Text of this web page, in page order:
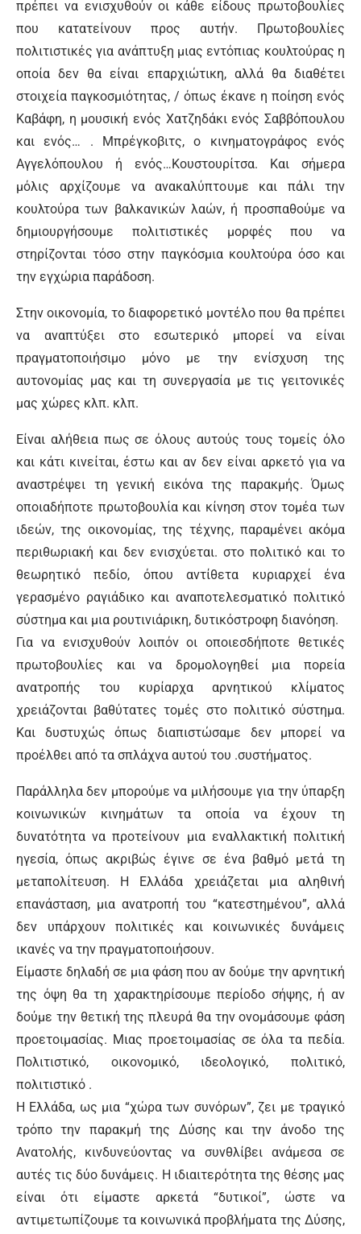
πρέπει να ενισχυθούν οι κάθε είδους πρωτοβουλίες
που κατατείνουν προς αυτήν. Πρωτοβουλίες
πολιτιστικές για ανάπτυξη μιας εντόπιας κουλτούρας η
οποία δεν θα είναι επαρχιώτικη, αλλά θα διαθέτει
στοιχεία παγκοσμιότητας, / όπως έκανε η ποίηση ενός
Καβάφη, η μουσική ενός Χατζηδάκι ενός Σαββόπουλου
και ενός… . Μπρέγκοβιτς, ο κινηματογράφος ενός
Αγγελόπουλου ή ενός…Κουστουρίτσα. Και σήμερα
μόλις αρχίζουμε να ανακαλύπτουμε και πάλι την
κουλτούρα των βαλκανικών λαών, ή προσπαθούμε να
δημιουργήσουμε πολιτιστικές μορφές που να
στηρίζονται τόσο στην παγκόσμια κουλτούρα όσο και
την εγχώρια παράδοση.
Στην οικονομία, το διαφορετικό μοντέλο που θα πρέπει
να αναπτύξει στο εσωτερικό μπορεί να είναι
πραγματοποιήσιμο μόνο με την ενίσχυση της
αυτονομίας μας και τη συνεργασία με τις γειτονικές
μας χώρες κλπ. κλπ.
Είναι αλήθεια πως σε όλους αυτούς τους τομείς όλο
και κάτι κινείται, έστω και αν δεν είναι αρκετό για να
αναστρέψει τη γενική εικόνα της παρακμής. Όμως
οποιαδήποτε πρωτοβουλία και κίνηση στον τομέα των
ιδεών, της οικονομίας, της τέχνης, παραμένει ακόμα
περιθωριακή και δεν ενισχύεται. στο πολιτικό και το
θεωρητικό πεδίο, όπου αντίθετα κυριαρχεί ένα
γερασμένο ραγιάδικο και αναποτελεσματικό πολιτικό
σύστημα και μια ρουτινιάρικη, δυτικόστροφη διανόηση.
Για να ενισχυθούν λοιπόν οι οποιεσδήποτε θετικές
πρωτοβουλίες και να δρομολογηθεί μια πορεία
ανατροπής του κυρίαρχα αρνητικού κλίματος
χρειάζονται βαθύτατες τομές στο πολιτικό σύστημα.
Και δυστυχώς όπως διαπιστώσαμε δεν μπορεί να
προέλθει από τα σπλάχνα αυτού του .συστήματος.
Παράλληλα δεν μπορούμε να μιλήσουμε για την ύπαρξη
κοινωνικών κινημάτων τα οποία να έχουν τη
δυνατότητα να προτείνουν μια εναλλακτική πολιτική
ηγεσία, όπως ακριβώς έγινε σε ένα βαθμό μετά τη
μεταπολίτευση. Η Ελλάδα χρειάζεται μια αληθινή
επανάσταση, μια ανατροπή του “κατεστημένου”, αλλά
δεν υπάρχουν πολιτικές και κοινωνικές δυνάμεις
ικανές να την πραγματοποιήσουν.
Είμαστε δηλαδή σε μια φάση που αν δούμε την αρνητική
της όψη θα τη χαρακτηρίσουμε περίοδο σήψης, ή αν
δούμε την θετική της πλευρά θα την ονομάσουμε φάση
προετοιμασίας. Μιας προετοιμασίας σε όλα τα πεδία.
Πολιτιστικό, οικονομικό, ιδεολογικό, πολιτικό,
πολιτιστικό .
Η Ελλάδα, ως μια “χώρα των συνόρων”, ζει με τραγικό
τρόπο την παρακμή της Δύσης και την άνοδο της
Ανατολής, κινδυνεύοντας να συνθλίβει ανάμεσα σε
αυτές τις δύο δυνάμεις. Η ιδιαιτερότητα της θέσης μας
είναι ότι είμαστε αρκετά “δυτικοί”, ώστε να
αντιμετωπίζουμε τα κοινωνικά προβλήματα της Δύσης,